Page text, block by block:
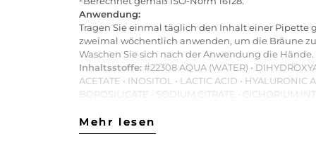
Anwendung:
Tragen Sie einmal täglich den Inhalt einer Pipette
zweimal wöchentlich anwenden, um die Bräune
Waschen Sie sich nach der Anwendung die Hände.
Inhaltsstoffe:#22308 AQUA (WATER) •
ACETATE • INOSITOL • LACTIC ACID •
BOROSILICATE • SODIUM CITRATE • CICHORIUM
COLEUS BARBATUS ROOT EXTRACT • CI 19140
Art.Nr:2900283991348
Mehr lesen
Mehr lesen